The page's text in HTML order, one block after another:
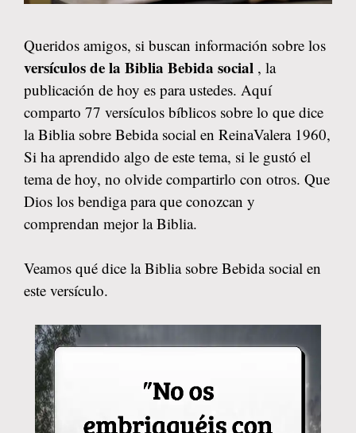
Queridos amigos, si buscan información sobre los
versículos de la Biblia Bebida social , la
publicación de hoy es para ustedes. Aquí
comparto 77 versículos bíblicos sobre lo que dice
la Biblia sobre Bebida social en ReinaValera 1960,
Si ha aprendido algo de este tema, si le gustó el
tema de hoy, no olvide compartirlo con otros. Que
Dios los bendiga para que conozcan y
comprendan mejor la Biblia.
Veamos qué dice la Biblia sobre Bebida social en
este versículo.